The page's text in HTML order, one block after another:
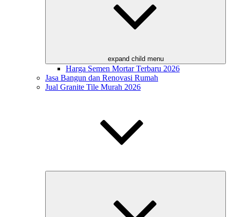
expand child menu
Harga Semen Mortar Terbaru 2026
Jasa Bangun dan Renovasi Rumah
Jual Granite Tile Murah 2026